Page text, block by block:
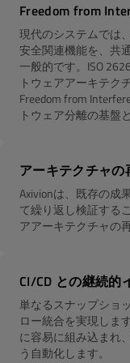
Freedom from
現代のシステムでは
安全関連機能を、共
一般的です。ISO
トウェアアーキテク
Freedom from
トウェア分離の基盤
アーキテクチャの
Axivionは、既存の成
て繰り返し検証する
アアーキテクチャの
CI/CD との継続的
単なるスナップショ
ロー統合を実現しま
に容易に組み込まれ
う自動化します。